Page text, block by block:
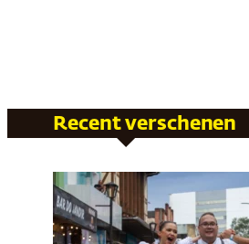
Recent verschenen